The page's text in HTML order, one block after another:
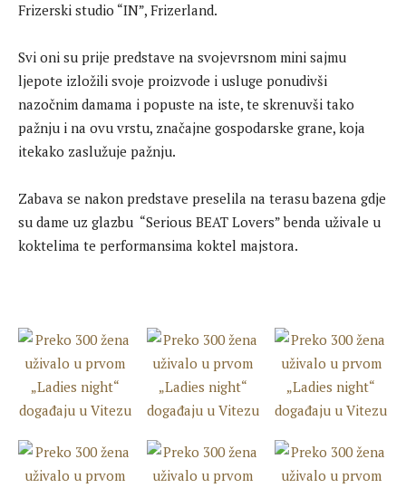
Frizerski studio “IN”, Frizerland.
Svi oni su prije predstave na svojevrsnom mini sajmu
ljepote izložili svoje proizvode i usluge ponudivši
nazočnim damama i popuste na iste, te skrenuvši tako
pažnju i na ovu vrstu, značajne gospodarske grane, koja
itekako zaslužuje pažnju.
Zabava se nakon predstave preselila na terasu bazena gdje
su dame uz glazbu “Serious BEAT Lovers” benda uživale u
koktelima te performansima koktel majstora.